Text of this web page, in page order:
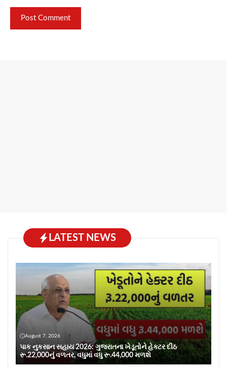
LATEST NEWS
August 7, 2026
પાક નુકસાન સહાય 2026: ગુજરાતના ખેડૂતોને હેક્ટર દીઠ
રૂ.22,000નું વળતર, વધુમાં વધુ રૂ.44,000 મળશે